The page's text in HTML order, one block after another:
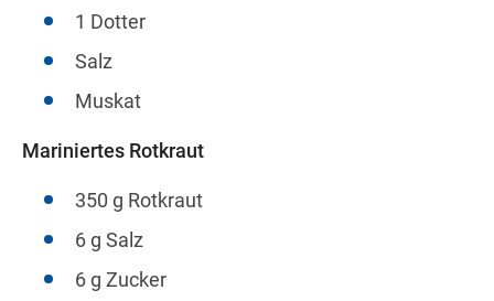
1 Dotter
Salz
Muskat
Mariniertes Rotkraut
350 g Rotkraut
6 g Salz
6 g Zucker